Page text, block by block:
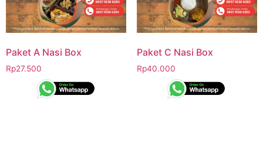
Paket A Nasi Box
Rp27.500
Paket C Nasi Box
Rp40.000